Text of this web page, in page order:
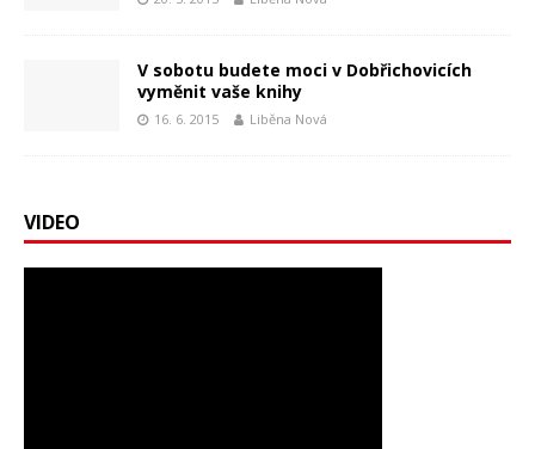
V sobotu budete moci v Dobřichovicích
vyměnit vaše knihy
16. 6. 2015 Liběna Nová
VIDEO